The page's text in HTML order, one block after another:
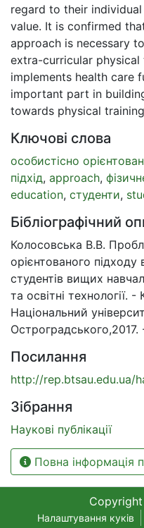
regard to their
value. It is confirmed
approach is necessary
extra-curricular physical
implements health care
important part in
towards physical
Ключові слова
особистісно
підхід, approach,
education, студенти,
Бібліографічний
Колосовська В.В.
орієнтованого підходу
студентів вищих
та освітні технології.
Національний
Посилання
http://rep.btsau.edu.ua/
Зібрання
Наукові публікації
Повна інформація
Налаштування куків